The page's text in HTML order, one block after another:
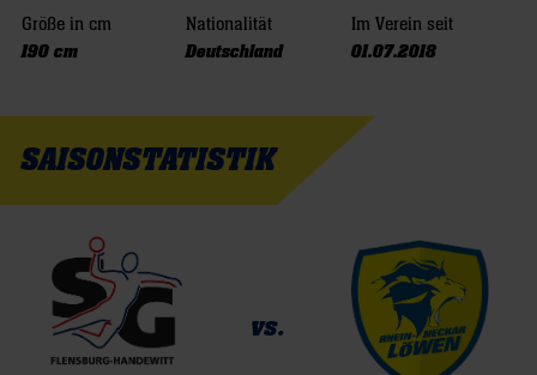
Größe in cm
190 cm
Nationalität
Deutschland
Im Verein seit
01.07.2018
SAISONSTATISTIK
vs.